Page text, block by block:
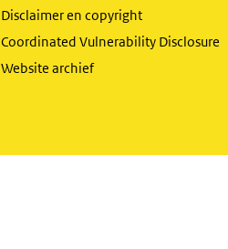
Disclaimer en copyright
Coordinated Vulnerability Disclosure
Website archief